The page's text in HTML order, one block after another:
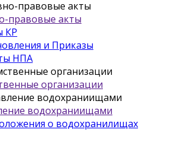
правовые акты
КР
и Приказы
НПА
организации
водохраниищами
о водохранилищах